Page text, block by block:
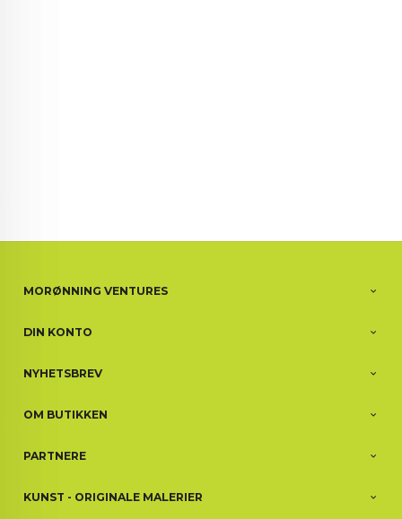
MORØNNING VENTURES
DIN KONTO
NYHETSBREV
OM BUTIKKEN
PARTNERE
KUNST - ORIGINALE MALERIER